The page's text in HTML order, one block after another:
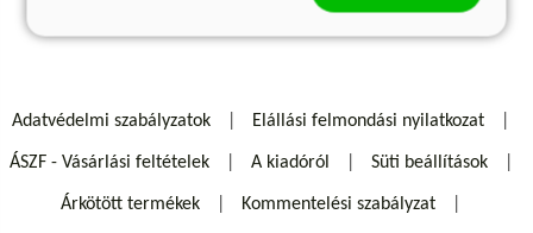
Adatvédelmi szabályzatok Elállási felmondási nyilatkozat
ÁSZF - Vásárlási feltételek A kiadóról Süti beállítások
Árkötött termékek Kommentelési szabályzat